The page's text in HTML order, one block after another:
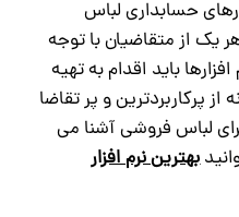
حسابداری لباس
از متقاضیان با توجه
باید اقدام به تهیه
از پرکاربردترین و پر تقاضا
لباس فروشی آشنا می
بهترین نرم افزار